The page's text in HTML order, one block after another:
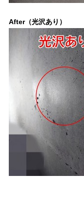
After（光沢あり）